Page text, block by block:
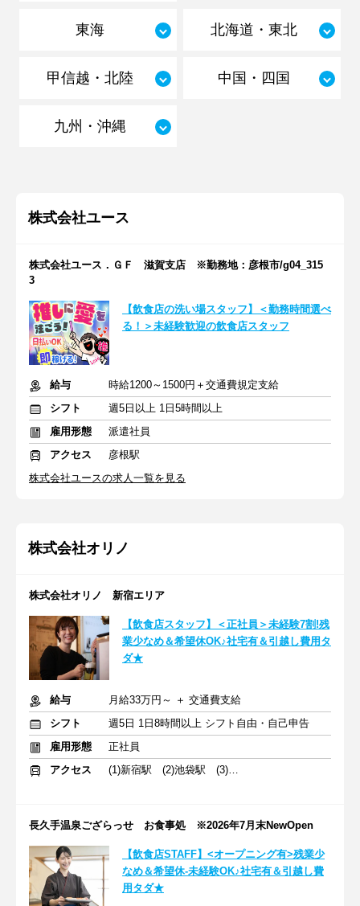
東海 北海道・東北
甲信越・北陸 中国・四国
九州・沖縄
株式会社ユース
株式会社ユース．ＧＦ 滋賀支店 ※勤務地：彦根市/g04_315
3
【飲食店の洗い場スタッフ】＜勤務時間選べ
る！＞未経験歓迎の飲食店スタッフ
給与
時給1200～1500円＋交通費規定支給
シフト
週5日以上 1日5時間以上
雇用形態
派遣社員
アクセス
彦根駅
株式会社ユースの求人一覧を見る
株式会社オリノ
株式会社オリノ 新宿エリア
【飲食店スタッフ】＜正社員＞未経験7割!残
業少なめ＆希望休OK♪社宅有＆引越し費用タ
ダ★
給与
月給33万円～ ＋ 交通費支給
シフト
週5日 1日8時間以上 シフト自由・自己申告
雇用形態
正社員
アクセス
(1)新宿駅 (2)池袋駅 (3)中野駅
長久手温泉ござらっせ お食事処 ※2026年7月末NewOpen
【飲食店STAFF】<オープニング有>残業少
なめ＆希望休-未経験OK♪社宅有＆引越し費
用タダ★